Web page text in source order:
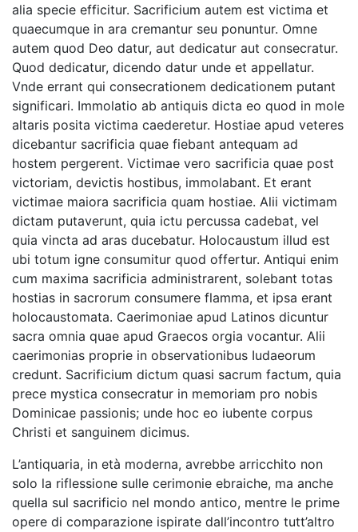
alia specie efficitur. Sacrificium autem est victima et
quaecumque in ara cremantur seu ponuntur. Omne
autem quod Deo datur, aut dedicatur aut consecratur.
Quod dedicatur, dicendo datur unde et appellatur.
Vnde errant qui consecrationem dedicationem putant
significari. Immolatio ab antiquis dicta eo quod in mole
altaris posita victima caederetur. Hostiae apud veteres
dicebantur sacrificia quae fiebant antequam ad
hostem pergerent. Victimae vero sacrificia quae post
victoriam, devictis hostibus, immolabant. Et erant
victimae maiora sacrificia quam hostiae. Alii victimam
dictam putaverunt, quia ictu percussa cadebat, vel
quia vincta ad aras ducebatur. Holocaustum illud est
ubi totum igne consumitur quod offertur. Antiqui enim
cum maxima sacrificia administrarent, solebant totas
hostias in sacrorum consumere flamma, et ipsa erant
holocaustomata. Caerimoniae apud Latinos dicuntur
sacra omnia quae apud Graecos orgia vocantur. Alii
caerimonias proprie in observationibus Iudaeorum
credunt. Sacrificium dictum quasi sacrum factum, quia
prece mystica consecratur in memoriam pro nobis
Dominicae passionis; unde hoc eo iubente corpus
Christi et sanguinem dicimus.
L’antiquaria, in età moderna, avrebbe arricchito non
solo la riflessione sulle cerimonie ebraiche, ma anche
quella sul sacrificio nel mondo antico, mentre le prime
opere di comparazione ispirate dall’incontro tutt’altro